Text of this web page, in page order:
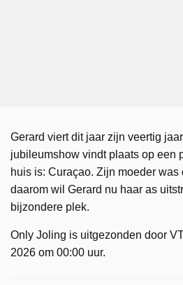
Gerard viert dit jaar zijn veertig
jubileumshow vindt plaats op een
huis is: Curaçao. Zijn moeder
daarom wil Gerard nu haar as
bijzondere plek.
Only Joling is uitgezonden door
2026 om 00:00 uur.